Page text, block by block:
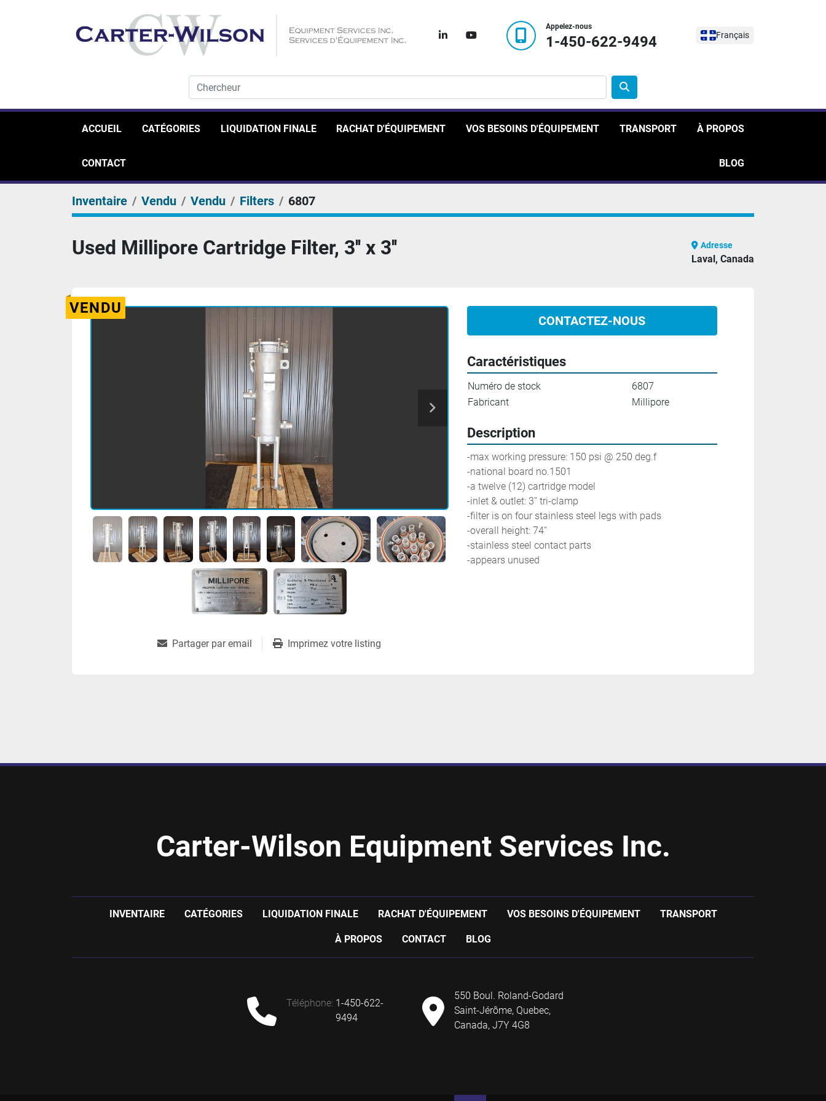
linkedinyoutube
Appelez-nous
1-450-622-9494 Français
ACCUEIL CATÉGORIES LIQUIDATION FINALE RACHAT D'ÉQUIPEMENT VOS BESOINS D'ÉQUIPEMENT TRANSPORT À PROPOS
CONTACT BLOG
Inventaire Vendu Vendu Filters 6807
Used Millipore Cartridge Filter, 3'' x 3'' Adresse
Laval, Canada
VENDU
CONTACTEZ-NOUS
Partager par email Imprimez votre listing
Caractéristiques
Numéro de stock
6807
Fabricant
Millipore
Description
-max working pressure: 150 psi @ 250 deg.f
-national board no.1501
-a twelve (12) cartridge model
-inlet & outlet: 3'' tri-clamp
-filter is on four stainless steel legs with pads
-overall height: 74''
-stainless steel contact parts
-appears unused
Carter-Wilson Equipment Services Inc.
INVENTAIRE CATÉGORIES LIQUIDATION FINALE RACHAT D'ÉQUIPEMENT VOS BESOINS D'ÉQUIPEMENT TRANSPORT
À PROPOS CONTACT BLOG
téléphone: 1-450-622-
9494
550 Boul. Roland-Godard
Saint-Jérôme, Quebec,
Canada, J7Y 4G8